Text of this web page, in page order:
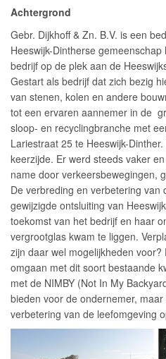
Achtergrond
Gebr. Dijkhoff & Zn. B.V. is een
Heeswijk-Dintherse
bedrijf op de plek aan de
Gestart als bedrijf dat zich bezig
van stenen, kolen en andere
tot een ervaren aannemer in de
sloop- en recyclingbranche met
Lariestraat 25 te Heeswijk-
keerzijde. Er werd steeds vaker
name door verkeersbewegingen,
De verbreding en verbetering van
gewijzigde ontsluiting van
toekomst van het bedrijf en haar
vergrootglas kwam te liggen.
zijn daar wel mogelijkheden
omgaan met dit soort bestaande
met de NIMBY (Not In My
bieden voor de ondernemer,
verbetering van de leefomgeving